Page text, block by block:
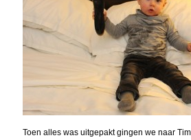
Toen alles was uitgepakt gingen we naar